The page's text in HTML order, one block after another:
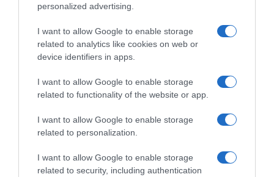
personalized advertising.
I want to allow Google to enable storage
related to analytics like cookies on web or
device identifiers in apps.
I want to allow Google to enable storage
related to functionality of the website or app.
I want to allow Google to enable storage
related to personalization.
I want to allow Google to enable storage
related to security, including authentication
Ιππασία – Η Ελλάδα στο Παγκόσμιο Πρωτάθλημα
Ιππασίας!
Ανακοίνωση της Ελληνικής Αριστερής Συμπαράταξης:
Οι «άριστοι» τελευταίοι των τελευταίων
Ελληνικός Ερυθρός Σταυρός: Τι πρέπει να περιέχει
ένα φαρμακείο διακοπών